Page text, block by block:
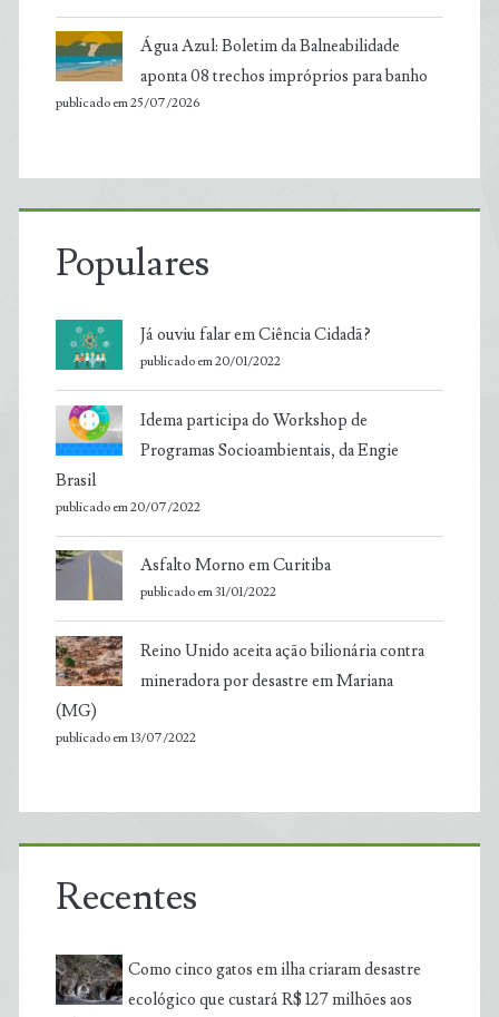
Água Azul: Boletim da Balneabilidade
aponta 08 trechos impróprios para banho
publicado em 25/07/2026
Populares
Já ouviu falar em Ciência Cidadã?
publicado em 20/01/2022
Idema participa do Workshop de
Programas Socioambientais, da Engie
Brasil
publicado em 20/07/2022
Asfalto Morno em Curitiba
publicado em 31/01/2022
Reino Unido aceita ação bilionária contra
mineradora por desastre em Mariana
(MG)
publicado em 13/07/2022
Recentes
Como cinco gatos em ilha criaram desastre
ecológico que custará R$ 127 milhões aos